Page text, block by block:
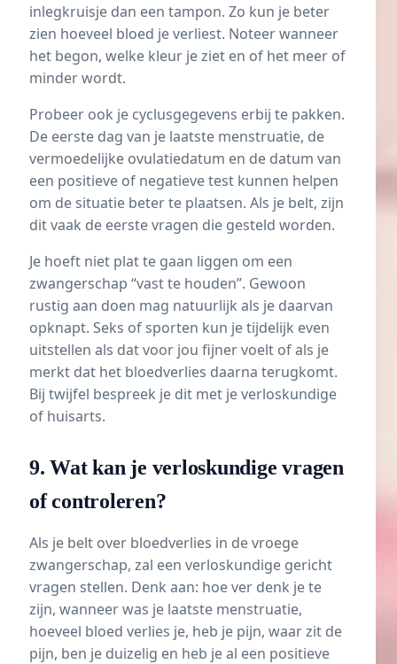
inlegkruisje dan een tampon. Zo kun je beter
zien hoeveel bloed je verliest. Noteer wanneer
het begon, welke kleur je ziet en of het meer of
minder wordt.
Probeer ook je cyclusgegevens erbij te pakken.
De eerste dag van je laatste menstruatie, de
vermoedelijke ovulatiedatum en de datum van
een positieve of negatieve test kunnen helpen
om de situatie beter te plaatsen. Als je belt, zijn
dit vaak de eerste vragen die gesteld worden.
Je hoeft niet plat te gaan liggen om een
zwangerschap “vast te houden”. Gewoon
rustig aan doen mag natuurlijk als je daarvan
opknapt. Seks of sporten kun je tijdelijk even
uitstellen als dat voor jou fijner voelt of als je
merkt dat het bloedverlies daarna terugkomt.
Bij twijfel bespreek je dit met je verloskundige
of huisarts.
9. Wat kan je verloskundige vragen
of controleren?
Als je belt over bloedverlies in de vroege
zwangerschap, zal een verloskundige gericht
vragen stellen. Denk aan: hoe ver denk je te
zijn, wanneer was je laatste menstruatie,
hoeveel bloed verlies je, heb je pijn, waar zit de
pijn, ben je duizelig en heb je al een positieve